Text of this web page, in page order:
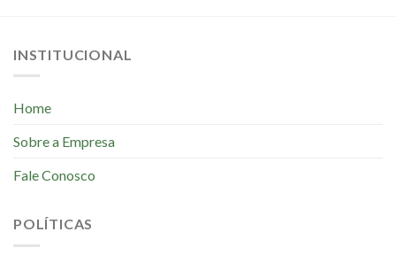
INSTITUCIONAL
Home
Sobre a Empresa
Fale Conosco
POLÍTICAS